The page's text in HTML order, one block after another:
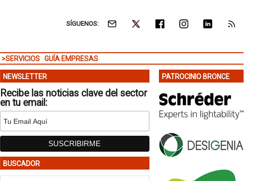
SÍGUENOS:
>SERVICIOS GUÍA EMPRESAS
NEWSLETTER
Recibe las noticias clave del sector
en tu email:
BUSCADOR
PATROCINIO BRONCE